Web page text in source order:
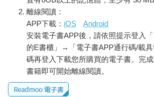
後之歌〉，以及Zofia Nałkowska筆下1935
性，在孤立又充滿創傷的人工流產後陷入憂
求客套的社會中保持沉默有多麼孤獨，
的辛辣諷刺文中描繪出這件事。這部分的許
一些熱心的人如何充滿愛地幫助我們走過人
提到義氣相挺的朋友，Ursula K. Le Guin的
間的緊張紐帶，以及Judith Arcana溫柔地描
的人工流產運動人士，如何在墮胎合法化的
求非法管道。
離線閱讀：
APP下載： iOS
Android
安裝電子書APP後，請依照提示登入
的E書櫃」→「電子書APP通行碼/載
碼再登入下載您所購買的電子書。完
書籍即可開始離線閱讀。